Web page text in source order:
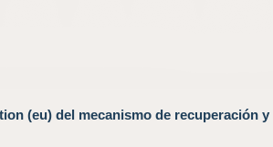
(eu) del mecanismo de recuperación y